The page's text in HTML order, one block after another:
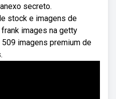
secreto.
stock e imagens de
images na getty
imagens premium de